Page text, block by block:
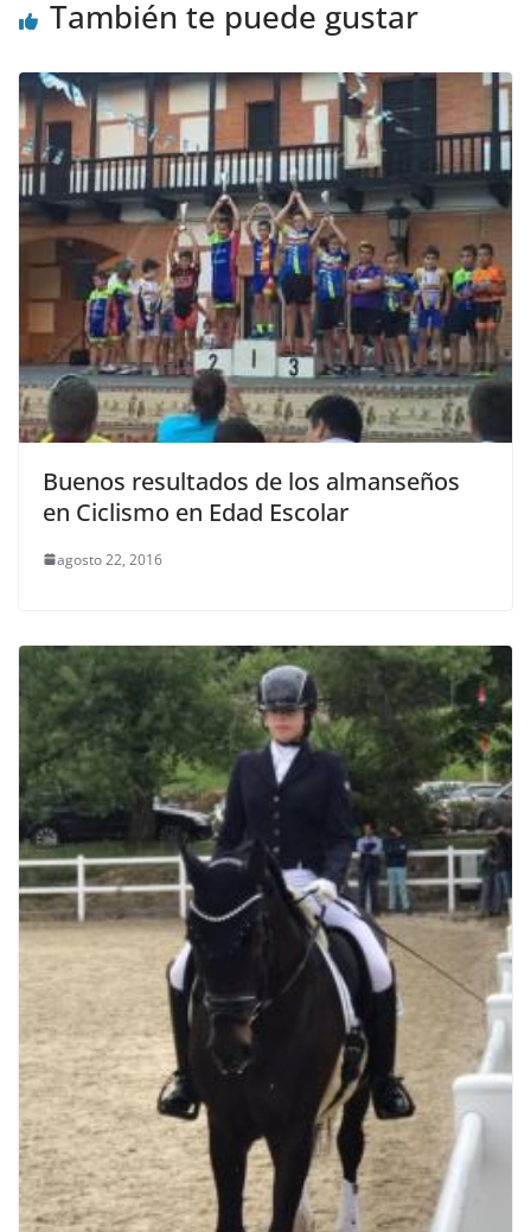
También te puede gustar
Buenos resultados de los almanseños
en Ciclismo en Edad Escolar
agosto 22, 2016